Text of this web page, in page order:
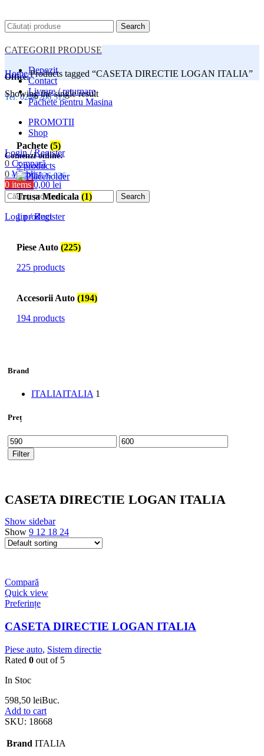
Search
Office:
Tel: 0248/206.512
Comenzi online:
Tel: 0727.226.926
Menu
Login / Register
CATEGORII PRODUSE
Depozit
Contact
Livrare / returnare
Pachete pentru Masina
PROMOTII
Shop
Login / Register
0 Compară
0 Wishlist
0 items 0,00 lei
Search
HomeProducts tagged “CASETA DIRECTIE LOGAN ITALIA”
Showing the single result
Pachete (5)
5 products
Trusa Medicala (1)
1 product
Piese Auto (225)
225 products
Accesorii Auto (194)
194 products
Brand
ITALIAITALIA 1
Preț
Min
price
Max
price
Filter
CASETA DIRECTIE LOGAN ITALIA
Show sidebar
Show 9 12 18 24
Compară
Quick view
Preferințe
CASETA DIRECTIE LOGAN ITALIA
Piese auto, Sistem directie
Rated 0 out of 5
In Stoc
598,50 leiBuc.
Add to cart
SKU: 18668
Brand ITALIA